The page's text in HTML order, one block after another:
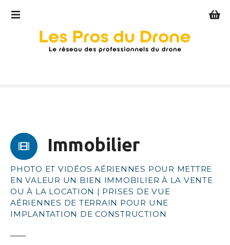
Immobilier
PHOTO ET VIDÉOS AÉRIENNES POUR METTRE
EN VALEUR UN BIEN IMMOBILIER À LA VENTE
OU À LA LOCATION | PRISES DE VUE
AÉRIENNES DE TERRAIN POUR UNE
IMPLANTATION DE CONSTRUCTION